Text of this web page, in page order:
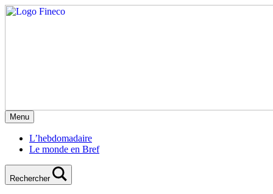
Menu
L’hebdomadaire
Le monde en Bref
Rechercher